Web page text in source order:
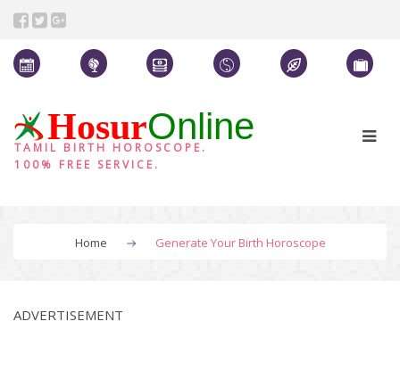
HosurOnline
TAMIL BIRTH HOROSCOPE.
100% FREE SERVICE.
Home Generate Your Birth Horoscope
ADVERTISEMENT